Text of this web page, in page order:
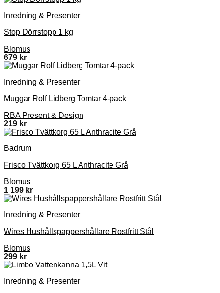
Inredning & Presenter
Stop Dörrstopp 1 kg
Blomus
679 kr
Inredning & Presenter
Muggar Rolf Lidberg Tomtar 4-pack
RBA Present & Design
219 kr
Badrum
Frisco Tvättkorg 65 L Anthracite Grå
Blomus
1 199 kr
Inredning & Presenter
Wires Hushållspappershållare Rostfritt Stål
Blomus
299 kr
Inredning & Presenter